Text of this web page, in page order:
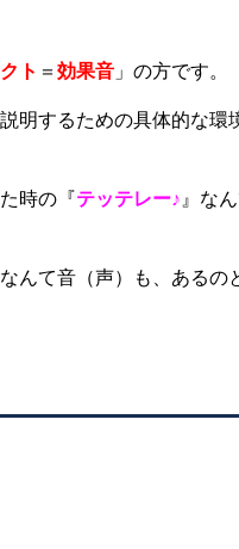
ト ＝ 効果音 」の方です。
明するための具体的な環
時の『テッテレー♪ 』な
なんて音（声）も、ある